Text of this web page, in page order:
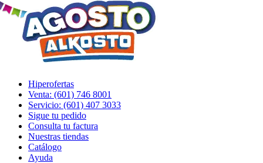
Hiperofertas
Venta: (601) 746 8001
Servicio: (601) 407 3033
Sigue tu pedido
Consulta tu factura
Nuestras tiendas
Catálogo
Ayuda